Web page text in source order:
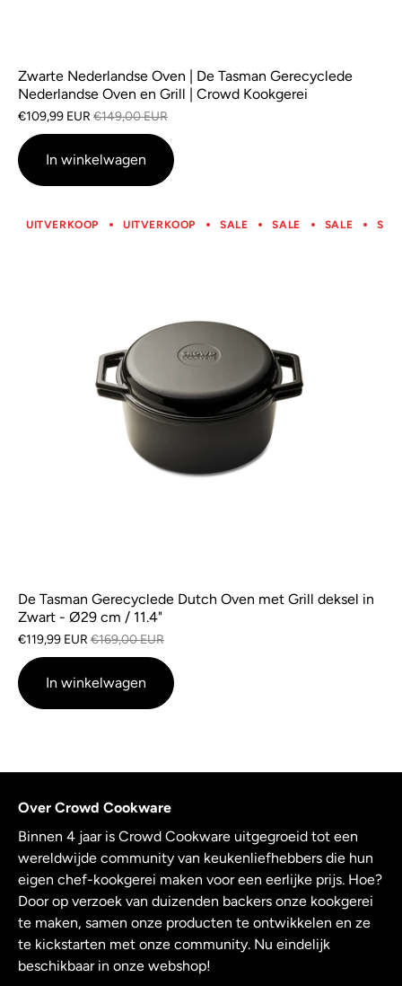
Zwarte Nederlandse Oven | De Tasman Gerecyclede
Nederlandse Oven en Grill | Crowd Kookgerei
€109,99 EUR €149,00 EUR
In winkelwagen
UITVERKOOP UITVERKOOP SALE SALE SALE
De Tasman Gerecyclede Dutch Oven met Grill deksel in
Zwart - Ø29 cm / 11.4"
€119,99 EUR €169,00 EUR
In winkelwagen
Over Crowd Cookware
Binnen 4 jaar is Crowd Cookware uitgegroeid tot een
wereldwijde community van keukenliefhebbers die hun
eigen chef-kookgerei maken voor een eerlijke prijs. Hoe?
Door op verzoek van duizenden backers onze kookgerei
te maken, samen onze producten te ontwikkelen en ze
te kickstarten met onze community. Nu eindelijk
beschikbaar in onze webshop!